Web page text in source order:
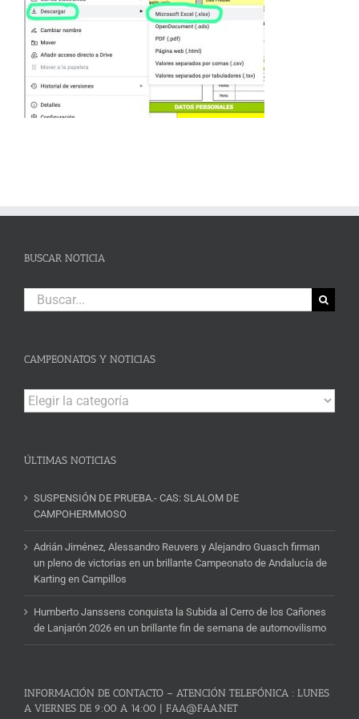
BUSCAR NOTICIA
Buscar:
CAMPEONATOS Y NOTICIAS
Campeonatos
y
ÚLTIMAS NOTICIAS
SUSPENSIÓN DE PRUEBA.- CAS: SLALOM DE
CAMPOHERMMOSO
Adrián Jiménez, Alessandro Reuvers y Alejandro Guasch firman
un pleno de victorias en un brillante Campeonato de Andalucía de
Karting en Campillos
Humberto Janssens conquista la Subida al Cerro de los Cañones
de Lanjarón 2026 en un brillante fin de semana de automovilismo
INFORMACIÓN DE CONTACTO – ATENCIÓN TELEFÓNICA : LUNES
A VIERNES DE 9:00 A 14:00 | FAA@FAA.NET